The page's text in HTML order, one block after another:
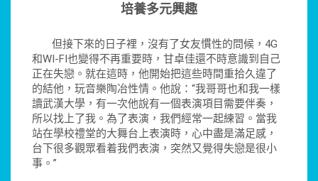
培養多元興趣
但接下來的日子裡，沒有了女友慣性的問候，4G
和WI-FI也變得不再重要時，甘卓佳還不時意識到自己
正在失戀。就在這時，他開始把這些時間重拾久違了
的結他，玩音樂陶冶性情。他說：“我哥哥也和我一樣
讀武漢大學，有一次他說有一個表演項目需要伴奏，
所以找上了我。為了表演，我們經常一起練習。當我
站在學校禮堂的大舞台上表演時，心中盡是滿足感，
台下很多觀眾看着我們表演，突然又覺得失戀是很小
事。”